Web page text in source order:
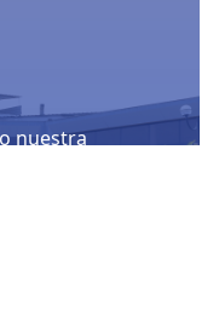
nuestra